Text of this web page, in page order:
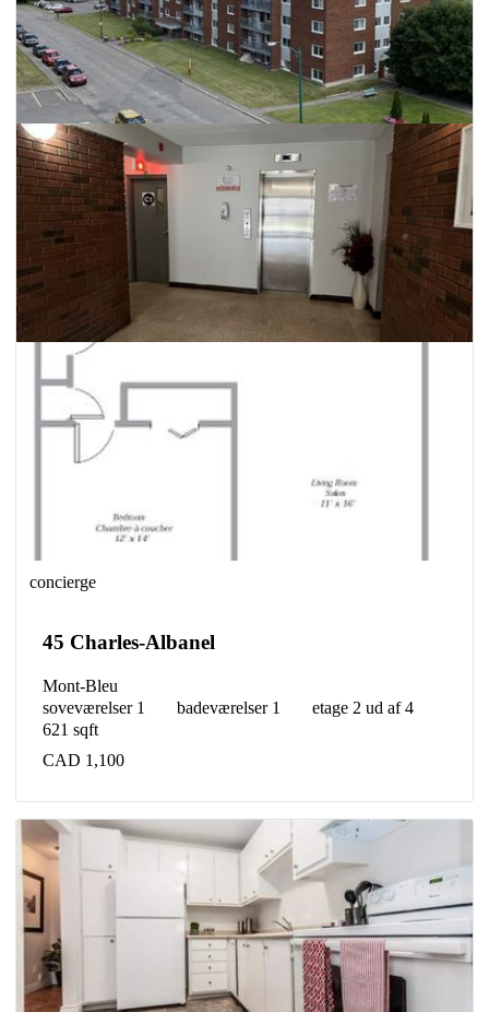
concierge
45 Charles-Albanel
Mont-Bleu
soveværelser 1
badeværelser 1
etage 2 ud af 4
621 sqft
CAD 1,100